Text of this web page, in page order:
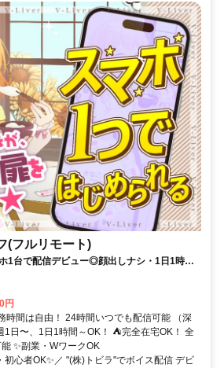
(フルリモート)
1台で配信デビュー◎顔出しナシ・1日1時間
円
時間は自由！ 24時間いつでも配信可能 （深
1日〜、1日1時間～OK！ ⛺完全在宅OK！ 全
✨副業・WワークOK
初心者OK✨／ "(株)トビラ"でボイス配信 デビ